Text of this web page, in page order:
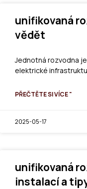
unifikovaná
vědět
Jednotná rozvodna
elektrické
PŘEČTĚTE SI VÍCE "
2025-05-17
unifikovaná
instalací a